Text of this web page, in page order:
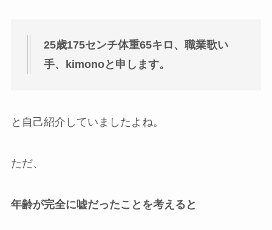
25歳175センチ体重65キロ、職業歌い
手、kimonoと申します。
と自己紹介していましたよね。
ただ、
年齢が完全に嘘だったことを考えると